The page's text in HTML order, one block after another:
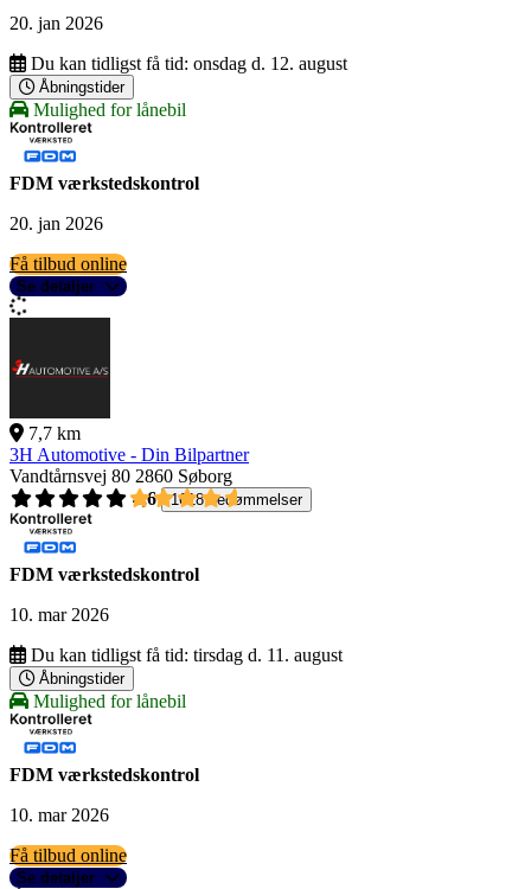
20. jan 2026
Du kan tidligst få tid: onsdag d. 12. august
Åbningstider
Mulighed for lånebil
FDM værkstedskontrol
20. jan 2026
Få tilbud online
Se detaljer
7,7 km
3H Automotive - Din Bilpartner
Vandtårnsvej 80 2860 Søborg
4,6
1618 bedømmelser
FDM værkstedskontrol
10. mar 2026
Du kan tidligst få tid: tirsdag d. 11. august
Åbningstider
Mulighed for lånebil
FDM værkstedskontrol
10. mar 2026
Få tilbud online
Se detaljer